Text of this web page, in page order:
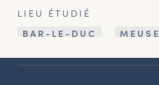
LIEU ÉTUDIÉ
BAR-LE-DUC
MEUSE